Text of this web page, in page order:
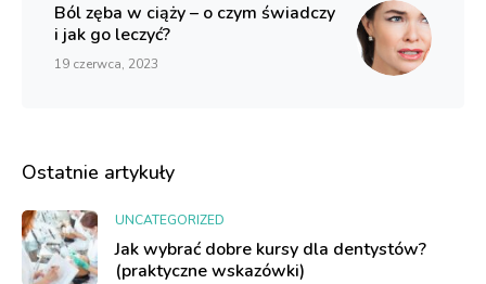
Ból zęba w ciąży – o czym świadczy
i jak go leczyć?
19 czerwca, 2023
Ostatnie artykuły
UNCATEGORIZED
Jak wybrać dobre kursy dla dentystów?
(praktyczne wskazówki)